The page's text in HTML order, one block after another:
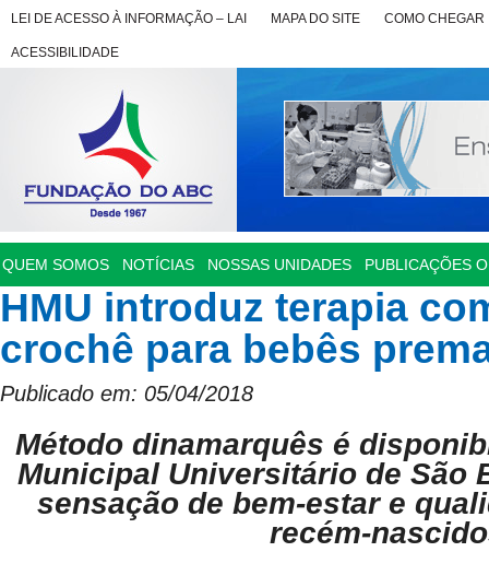
LEI DE ACESSO À INFORMAÇÃO – LAI MAPA DO SITE COMO CHEGAR
ACESSIBILIDADE
QUEM SOMOS NOTÍCIAS NOSSAS UNIDADES PUBLICAÇÕES
HMU introduz terapia
crochê para bebês
Publicado em: 05/04/2018
Método dinamarquês é
Municipal Universitário de São
sensação de bem-estar e
recém-